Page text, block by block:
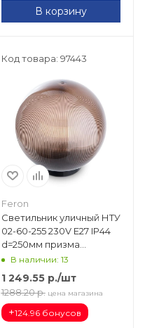
В корзину
Код товара: 97443
Feron
Светильник уличный НТУ
02-60-255 230V E27 IP44
d=250мм призма
дымчатый 11568
В наличии: 13
1 249.55р./шт
1288.20 р. цена магазина
+124.96 бонусов